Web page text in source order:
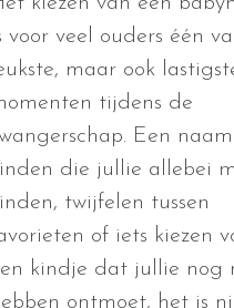
voor veel ouders één
maar ook
tijdens de
Een naam
die jullie allebei
twijfelen tussen
of iets kiezen
kindje dat jullie nog
ontmoet, het is